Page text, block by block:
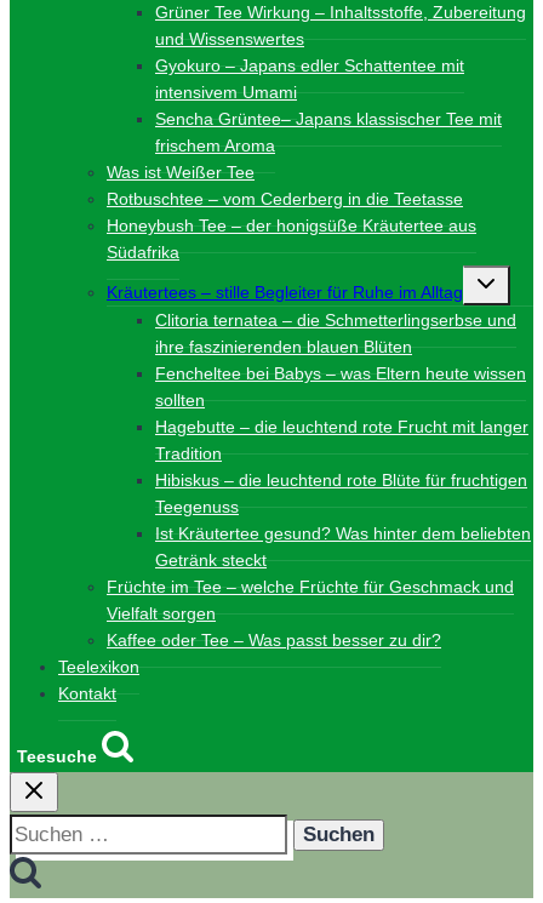
Grüner Tee Wirkung – Inhaltsstoffe, Zubereitung
und Wissenswertes
Gyokuro – Japans edler Schattentee mit
intensivem Umami
Sencha Grüntee– Japans klassischer Tee mit
frischem Aroma
Was ist Weißer Tee
Rotbuschtee – vom Cederberg in die Teetasse
Honeybush Tee – der honigsüße Kräutertee aus
Südafrika
Kräutertees – stille Begleiter für Ruhe im Alltag
Clitoria ternatea – die Schmetterlingserbse und
ihre faszinierenden blauen Blüten
Fencheltee bei Babys – was Eltern heute wissen
sollten
Hagebutte – die leuchtend rote Frucht mit langer
Tradition
Hibiskus – die leuchtend rote Blüte für fruchtigen
Teegenuss
Ist Kräutertee gesund? Was hinter dem beliebten
Getränk steckt
Früchte im Tee – welche Früchte für Geschmack und
Vielfalt sorgen
Kaffee oder Tee – Was passt besser zu dir?
Teelexikon
Kontakt
Teesuche
Suchen
nach: